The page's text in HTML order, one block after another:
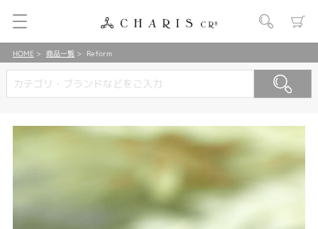
HOME 商品一覧 Reform